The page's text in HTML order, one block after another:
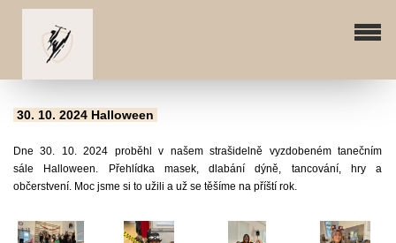
30. 10. 2024 Halloween
Dne 30. 10. 2024 proběhl v našem strašidelně vyzdobeném tanečním
sále Halloween. Přehlídka masek, dlabání dýně, tancování, hry a
občerstvení. Moc jsme si to užili a už se těšíme na příští rok.